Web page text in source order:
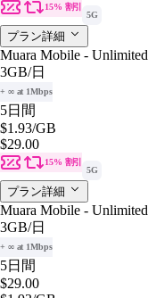
15% 割引
5G
プラン詳細
Muara Mobile - Unlimited
3GB/日
+ ∞ at 1Mbps
5日間
$1.93/GB
$29.00
15% 割引
5G
プラン詳細
Muara Mobile - Unlimited
3GB/日
+ ∞ at 1Mbps
5日間
$29.00